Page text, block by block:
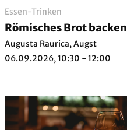
Essen-Trinken
Römisches Brot backen
Augusta Raurica, Augst
06.09.2026, 10:30 - 12:00